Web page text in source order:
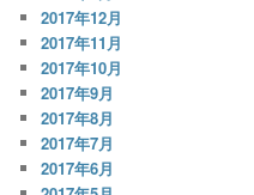
2017年12月
2017年11月
2017年10月
2017年9月
2017年8月
2017年7月
2017年6月